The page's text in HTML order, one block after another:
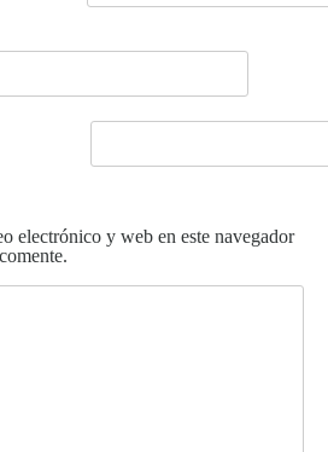
electrónico y web en este navegador